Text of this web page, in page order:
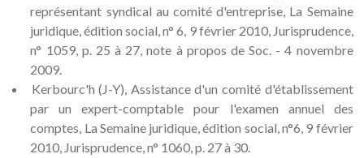
représentant syndical au comité d'entreprise, La Semaine
juridique, édition social, n° 6, 9 février 2010, Jurisprudence,
n° 1059, p. 25 à 27, note à propos de Soc. - 4 novembre
2009.
Kerbourc'h (J-Y), Assistance d'un comité d'établissement
par un expert-comptable pour l'examen annuel des
comptes, La Semaine juridique, édition social, n°6, 9 février
2010, Jurisprudence, n° 1060, p. 27 à 30.